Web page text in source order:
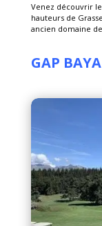
Venez découvrir
hauteurs de
ancien domaine
GAP